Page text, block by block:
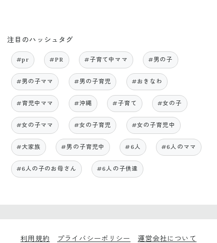
注目のハッシュタグ
#pr #PR #子育て中ママ #男の子
#男の子ママ #男の子育児 #おきなわ
#育児中ママ #沖縄 #子育て #女の子
#女の子ママ #女の子育児 #女の子育児中
#大家族 #男の子育児中 #6人 #6人のママ
#6人の子のお母さん #6人の子供達
利用規約 プライバシーポリシー 運営会社について